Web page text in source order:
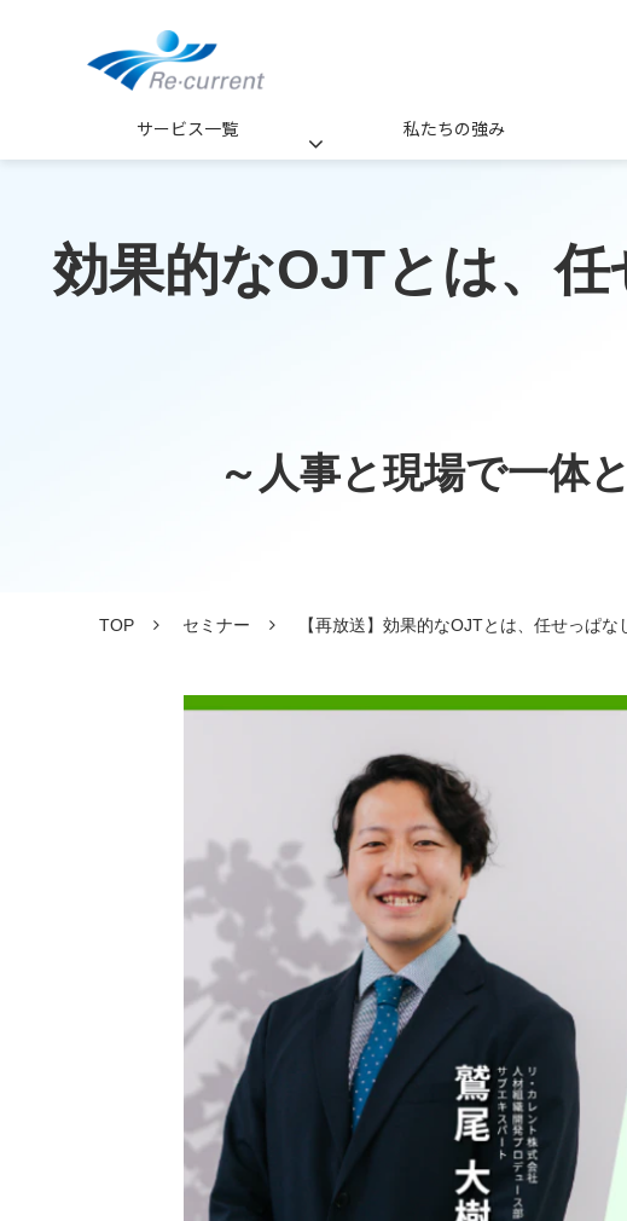
サービス一覧 私たちの強み
効果的なOJTとは、
～人事と現場で一体
TOP セミナー 【再放送】効果的なOJTとは、任せっぱ